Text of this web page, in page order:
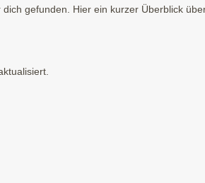
gefunden. Hier ein kurzer Überblick